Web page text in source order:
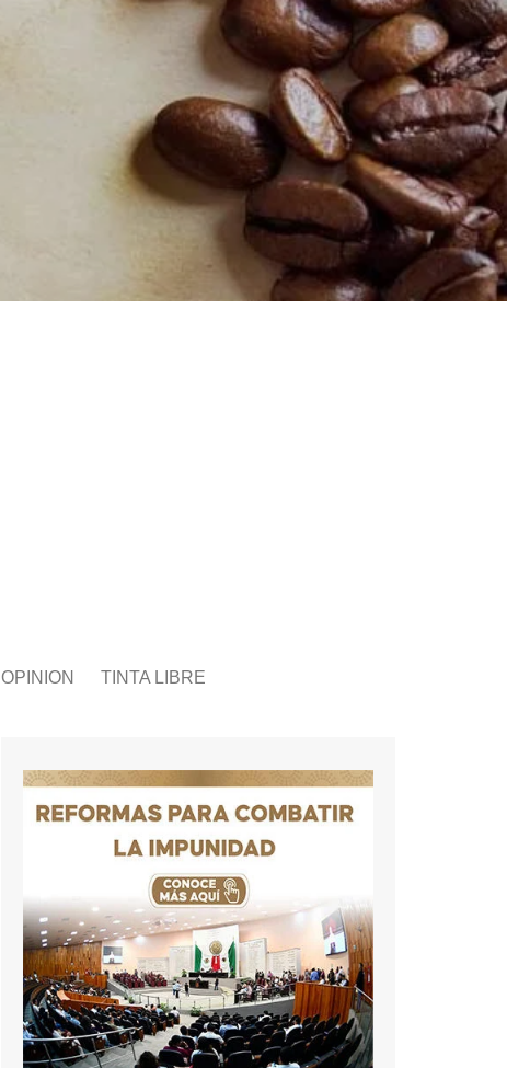
OPINION TINTA LIBRE